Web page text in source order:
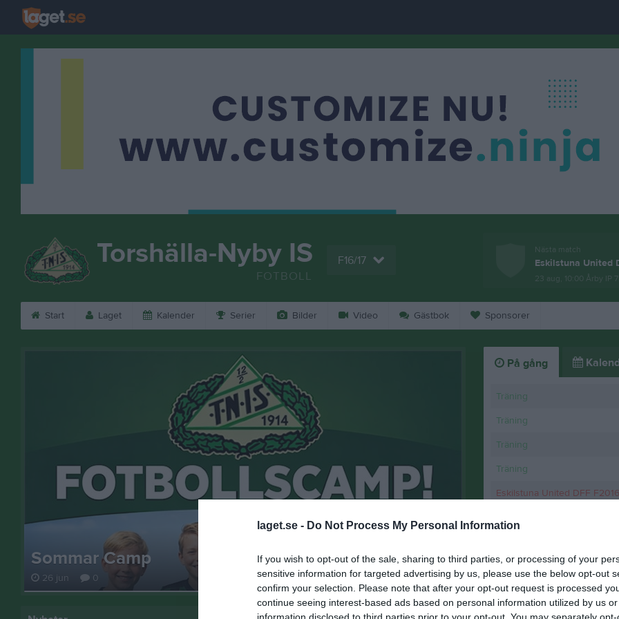
laget.se - Do Not Process My Personal Information
If you wish to opt-out of the sale, sharing to third parties, or processing of your
sensitive information for targeted advertising by us, please use the below opt-out
confirm your selection. Please note that after your opt-out request is processed
continue seeing interest-based ads based on personal information utilized by us
Torshälla-Nyby IS
FOTBOLL
F16/17
Nästa match
Eskilstuna United
23 aug, 10:00 Årby IP
Start Laget Kalender Serier Bilder Video Gästbok Sponsorer
Sommar Camp
26 jun 0
Uteträningar
28 feb 0
På gång
Träning
Träning
Träning
Träning
Eskilstuna United DFF F2016